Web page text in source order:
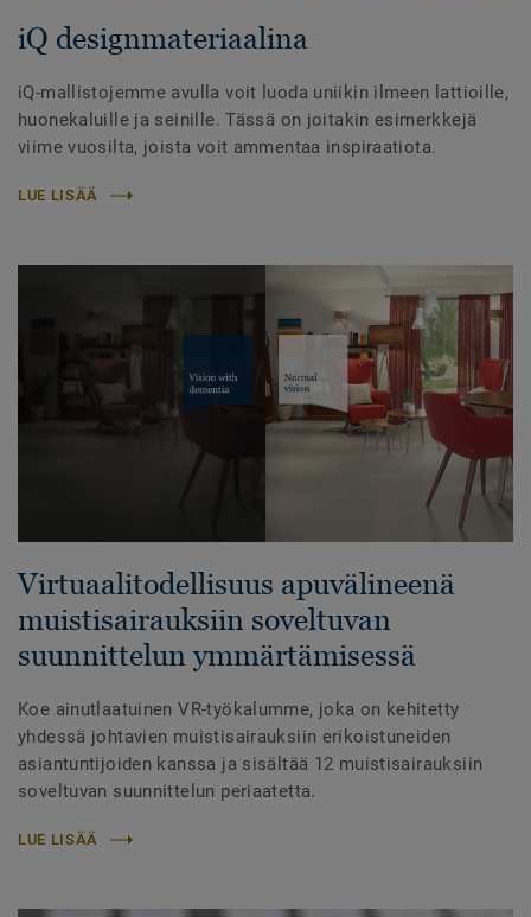
iQ designmateriaalina
iQ-mallistojemme avulla voit luoda uniikin ilmeen lattioille,
huonekaluille ja seinille. Tässä on joitakin esimerkkejä
viime vuosilta, joista voit ammentaa inspiraatiota.
LUE LISÄÄ
Virtuaalitodellisuus apuvälineenä
muistisairauksiin soveltuvan
suunnittelun ymmärtämisessä
Koe ainutlaatuinen VR-työkalumme, joka on kehitetty
yhdessä johtavien muistisairauksiin erikoistuneiden
asiantuntijoiden kanssa ja sisältää 12 muistisairauksiin
soveltuvan suunnittelun periaatetta.
LUE LISÄÄ